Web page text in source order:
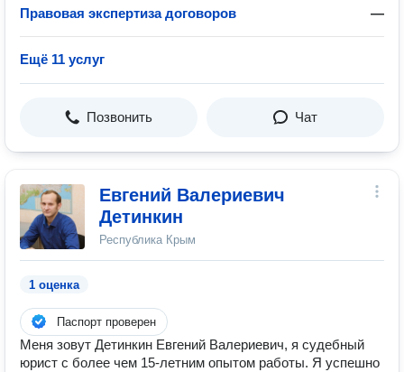
Правовая экспертиза договоров —
Ещё 11 услуг
Позвонить Чат
Евгений Валериевич
Детинкин
Республика Крым
1 оценка
Паспорт проверен
Меня зовут Детинкин Евгений Валериевич, я судебный
юрист с более чем 15-летним опытом работы. Я успешно